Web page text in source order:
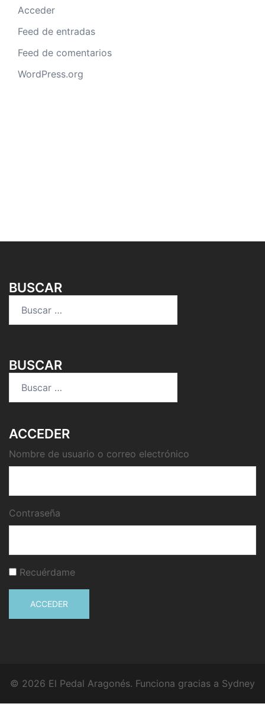
Acceder
Feed de entradas
Feed de comentarios
WordPress.org
BUSCAR
BUSCAR
ACCEDER
Nombre de usuario o correo electrónico
Contraseña
Recuérdame
ACCEDER
© 2026 El Pedal Aragonés. Funciona gracias a Sydney